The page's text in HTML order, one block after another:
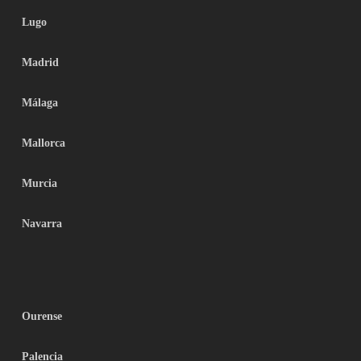
Lugo
Madrid
Málaga
Mallorca
Murcia
Navarra
Ourense
Palencia